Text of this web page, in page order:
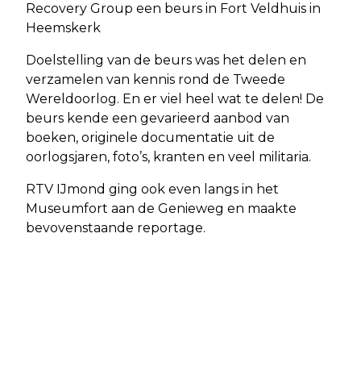
Recovery Group een beurs in Fort Veldhuis in
Heemskerk
Doelstelling van de beurs was het delen en
verzamelen van kennis rond de Tweede
Wereldoorlog. En er viel heel wat te delen! De
beurs kende een gevarieerd aanbod van
boeken, originele documentatie uit de
oorlogsjaren, foto’s, kranten en veel militaria.
RTV IJmond ging ook even langs in het
Museumfort aan de Genieweg en maakte
bevovenstaande reportage.